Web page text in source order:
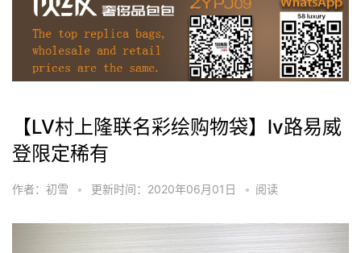
【LV村上隆联名彩绘购物袋】lv路易威
登限定稀有
作者：初雪 • 更新时间：2020年06月01日 • 阅读